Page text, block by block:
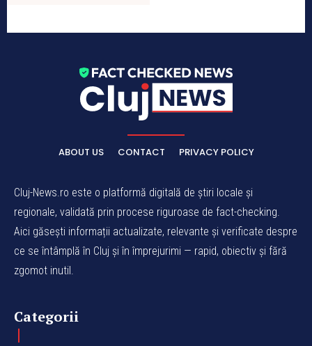
ABOUT US CONTACT PRIVACY POLICY
Cluj-News.ro este o platformă digitală de știri locale și
regionale, validată prin procese riguroase de fact-checking.
Aici găsești informații actualizate, relevante și verificate despre
ce se întâmplă în Cluj și în împrejurimi — rapid, obiectiv și fără
zgomot inutil.
Categorii